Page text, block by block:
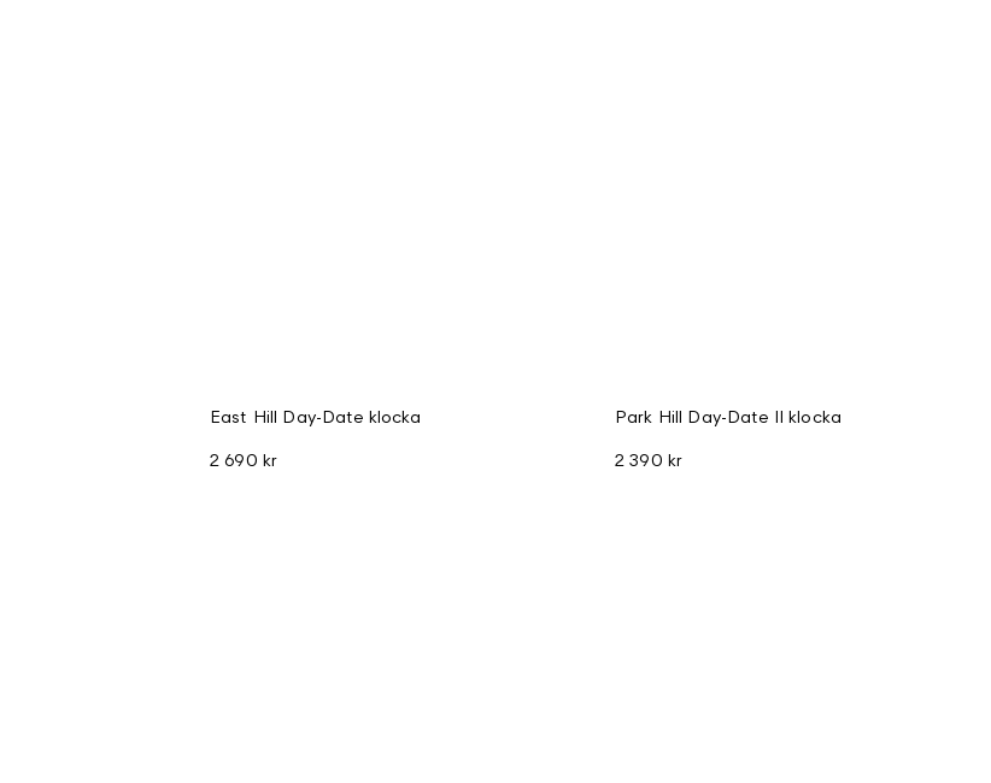
East Hill Day-Date klocka
2 690 kr
Park Hill Day-Date II klocka
2 390 kr